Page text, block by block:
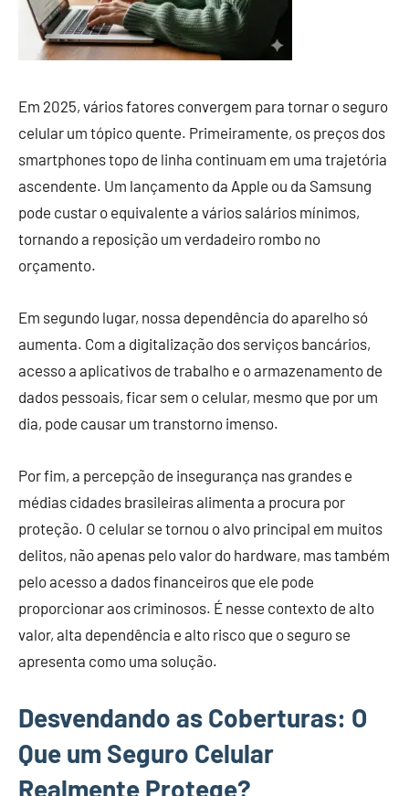
Em 2025, vários fatores convergem para tornar o seguro
celular um tópico quente. Primeiramente, os preços dos
smartphones topo de linha continuam em uma trajetória
ascendente. Um lançamento da Apple ou da Samsung
pode custar o equivalente a vários salários mínimos,
tornando a reposição um verdadeiro rombo no
orçamento.
Em segundo lugar, nossa dependência do aparelho só
aumenta. Com a digitalização dos serviços bancários,
acesso a aplicativos de trabalho e o armazenamento de
dados pessoais, ficar sem o celular, mesmo que por um
dia, pode causar um transtorno imenso.
Por fim, a percepção de insegurança nas grandes e
médias cidades brasileiras alimenta a procura por
proteção. O celular se tornou o alvo principal em muitos
delitos, não apenas pelo valor do hardware, mas também
pelo acesso a dados financeiros que ele pode
proporcionar aos criminosos. É nesse contexto de alto
valor, alta dependência e alto risco que o seguro se
apresenta como uma solução.
Desvendando as Coberturas: O
Que um Seguro Celular
Realmente Protege?